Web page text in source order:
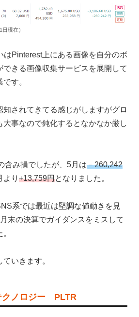
現在）
はPinterest上にある画像を自分のボ
できる画像収集サービスを展開して
す。
知されてきてる感じがしますがグロ
大事なので鈍化するとなかなか厳し
含み損でしたが、5月は－260,242
より +13,759円となりました。
系では最近は堅調な値動きを見
末の決算でガイダンスをミスして
いきます。
クノロジー PLTR